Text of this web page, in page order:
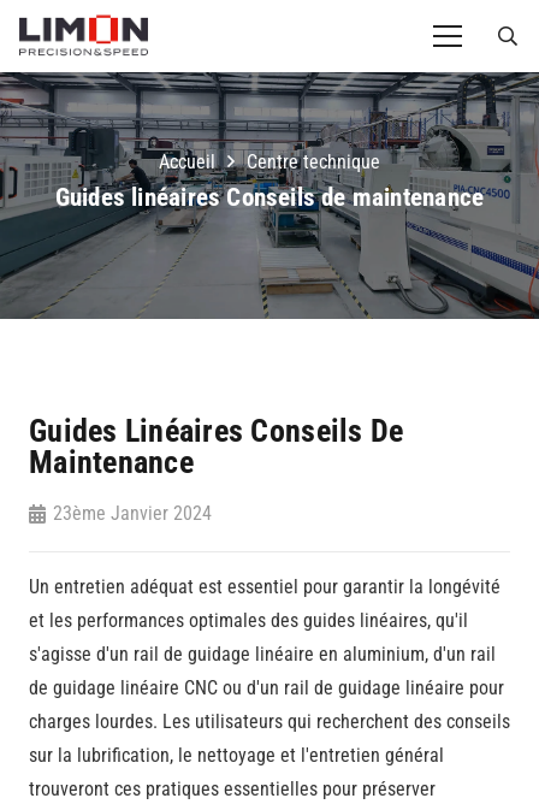
Accueil Centre technique
Guides linéaires Conseils de maintenance
Guides Linéaires Conseils De
Maintenance
23ème Janvier 2024
Un entretien adéquat est essentiel pour garantir la longévité
et les performances optimales des guides linéaires, qu'il
s'agisse d'un rail de guidage linéaire en aluminium, d'un rail
de guidage linéaire CNC ou d'un rail de guidage linéaire pour
charges lourdes. Les utilisateurs qui recherchent des conseils
sur la lubrification, le nettoyage et l'entretien général
trouveront ces pratiques essentielles pour préserver